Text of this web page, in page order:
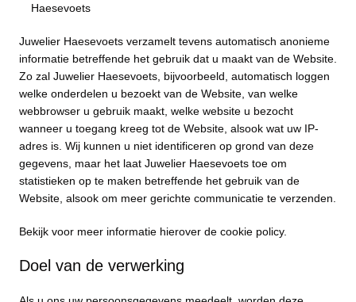
Haesevoets
Juwelier Haesevoets verzamelt tevens automatisch anonieme
informatie betreffende het gebruik dat u maakt van de Website.
Zo zal Juwelier Haesevoets, bijvoorbeeld, automatisch loggen
welke onderdelen u bezoekt van de Website, van welke
webbrowser u gebruik maakt, welke website u bezocht
wanneer u toegang kreeg tot de Website, alsook wat uw IP-
adres is. Wij kunnen u niet identificeren op grond van deze
gegevens, maar het laat Juwelier Haesevoets toe om
statistieken op te maken betreffende het gebruik van de
Website, alsook om meer gerichte communicatie te verzenden.
Bekijk voor meer informatie hierover de cookie policy.
Doel van de verwerking